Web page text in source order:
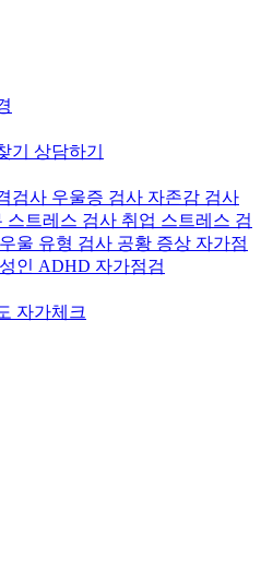
기 상담하기
검사 우울증 검사 자존감 검사
스트레스 검사 취업 스트레스 검
우울 유형 검사 공황 증상 자가점
성인 ADHD 자가점검
자가체크